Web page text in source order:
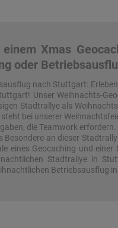
Xmas
oder
nach Stuttgart:
Unser Weihnachts-
Stadtrallye als
bei unserer
die Teamwork
an dieser
eines Geocaching und
Stadtrallye in
Betriebsausflug